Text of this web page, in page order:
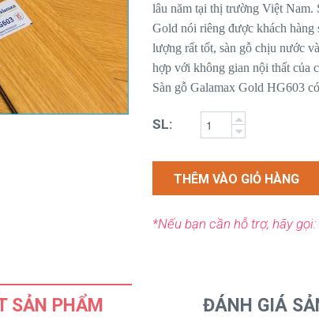
lâu năm tại thị trường Việt Nam.
Gold nói riêng được khách hàng
lượng rất tốt, sàn gỗ chịu nước
hợp với không gian nội thất của
Sàn gỗ Galamax Gold HG603
SL:
THÊM VÀO GIỎ HÀNG
*Nếu bạn cần hỗ trợ, hãy gọi:
SẢN PHẨM ĐÁNH GIÁ